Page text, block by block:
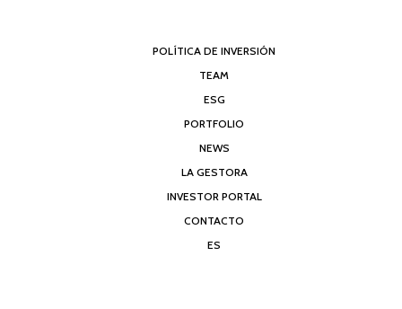
POLÍTICA DE INVERSIÓN
TEAM
ESG
PORTFOLIO
NEWS
LA GESTORA
INVESTOR PORTAL
CONTACTO
ES